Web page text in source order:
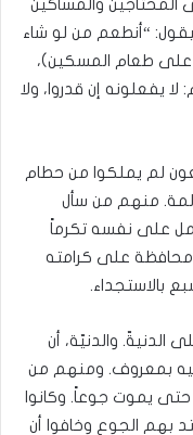
والمساكين
“أنطعم من لو شاء
على طعام المسكين)،
يفعلونه إن قدروا، ولا
لم يملكوا من حطام
منهم من سأل
على نفسه تكرماً
محافظة على كرامته
بالاستجداء.
والدنيّة، أن
بمعروف. ومنهم من
حتى يموت جوعاً. وكانوا
بهم الجوع وخافوا أن